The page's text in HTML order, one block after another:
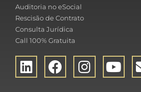
Auditoria no eSocial
Rescisão de Contrato
Consulta Jurídica
Call 100% Gratuita